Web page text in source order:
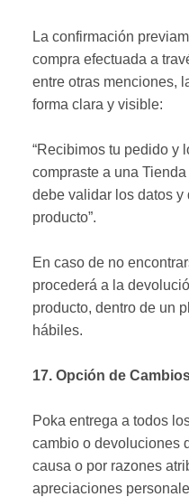
La confirmación
compra efectuada a
entre otras menciones,
forma clara y visible:
“Recibimos tu pedido y
compraste a una
debe validar los datos y
producto”.
En caso de no
procederá a la
producto, dentro de un
hábiles.
17. Opción de
Poka entrega a todos
cambio o devoluciones
causa o por razones
apreciaciones